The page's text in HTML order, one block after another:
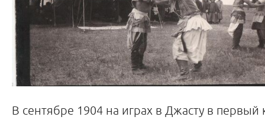
В сентябре 1904 на играх в Джасту в первый